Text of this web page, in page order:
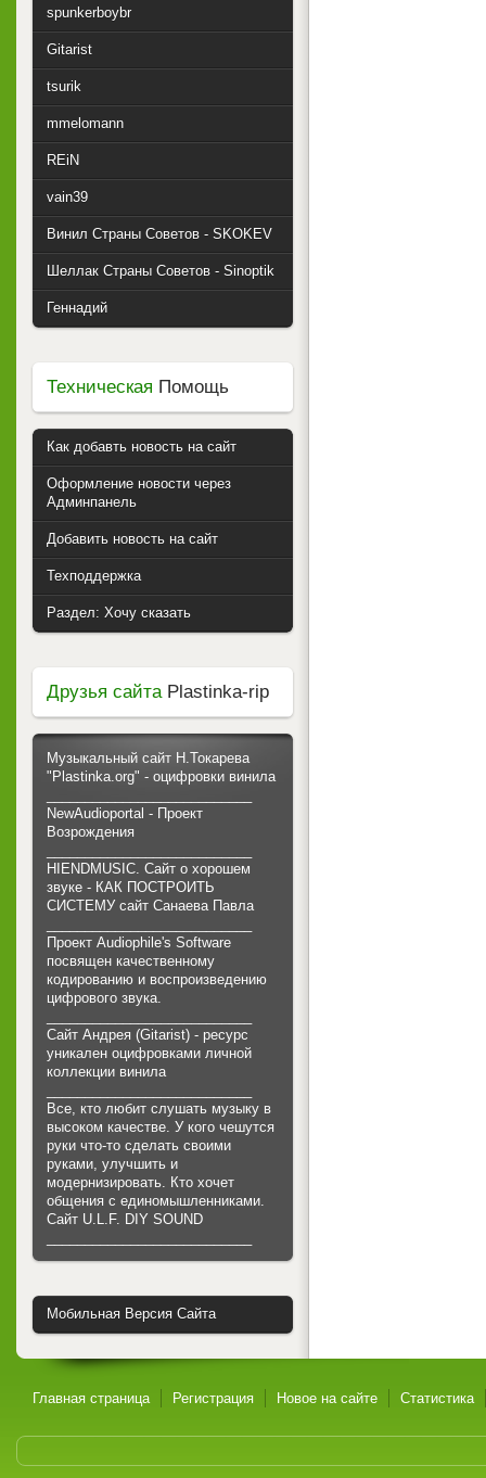
spunkerboybr
Gitarist
tsurik
mmelomann
REiN
vain39
Винил Страны Советов - SKOKEV
Шеллак Страны Советов - Sinoptik
Геннадий
Техническая Помощь
Как добавть новость на сайт
Оформление новости через
Админпанель
Добавить новость на сайт
Техподдержка
Раздел: Хочу сказать
Друзья сайтаPlastinka-rip
Музыкальный сайт Н.Токарева
"Plastinka.org" - оцифровки винила
NewAudioportal - Проект
Возрождения
HIENDMUSIC. Сайт о хорошем
звуке - КАК ПОСТРОИТЬ
СИСТЕМУ сайт Санаева Павла
Проект Audiophile's Software
посвящен качественному
кодированию и воспроизведению
цифрового звука.
Сайт Андрея (Gitarist) - ресурс
уникален оцифровками личной
коллекции винила
Все, кто любит слушать музыку в
высоком качестве. У кого чешутся
руки что-то сделать своими
руками, улучшить и
модернизировать. Кто хочет
общения с единомышленниками.
Cайт U.L.F. DIY SOUND
Мобильная Версия Сайта
Главная страница Регистрация Новое на сайте Статистика